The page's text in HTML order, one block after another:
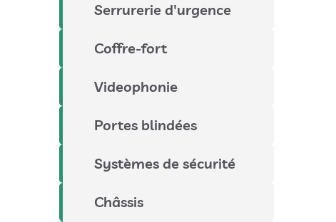
Serrurerie d'urgence
Coffre-fort
Videophonie
Portes blindées
Systèmes de sécurité
Châssis